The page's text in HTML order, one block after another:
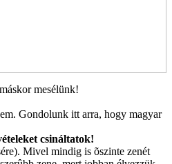
mesélünk!
Gondolunk itt arra, hogy magyar
csináltatok!
Mivel mindig is õszinte zenét